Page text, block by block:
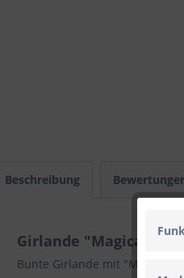
Beschreibung
Girlande "Magical
Bunte Girlande mit "Magical